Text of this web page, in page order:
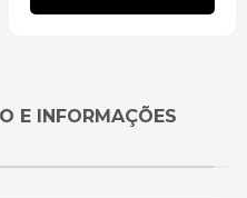
E INFORMAÇÕES